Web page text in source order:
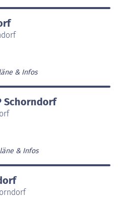
& Infos
Schorndorf
& Infos